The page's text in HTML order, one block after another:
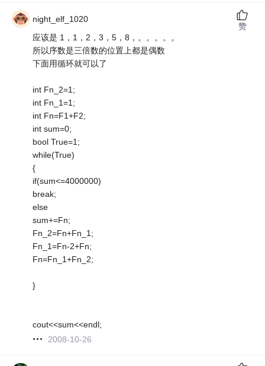
night_elf_1020
应该是 1，1，2，3，5，8，。。。。。
所以序数是三倍数的位置上都是偶数
下面用循环就可以了
int Fn_2=1;
int Fn_1=1;
int Fn=F1+F2;
int sum=0;
bool True=1;
while(True)
{
if(sum<=4000000)
break;
else
sum+=Fn;
Fn_2=Fn+Fn_1;
Fn_1=Fn-2+Fn;
Fn=Fn_1+Fn_2;
}
cout<<sum<<endl;
2008-10-26
赞